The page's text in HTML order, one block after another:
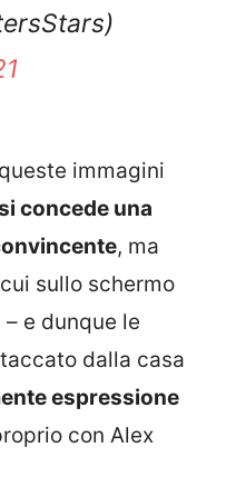
immagini
concede una
, ma
sullo schermo
e dunque le
dalla casa
espressione
con Alex